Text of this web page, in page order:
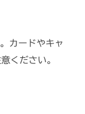
カードやキャ
ください。